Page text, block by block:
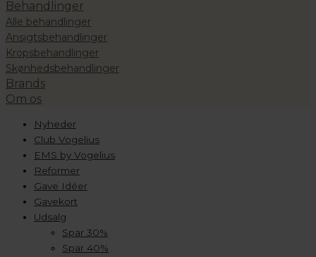
Behandlinger
Alle behandlinger
Ansigtsbehandlinger
Kropsbehandlinger
Skønhedsbehandlinger
Brands
Om os
Nyheder
Club Vogelius
EMS by Vogelius
Reformer
Gave Idéer
Gavekort
Udsalg
Spar 30%
Spar 40%